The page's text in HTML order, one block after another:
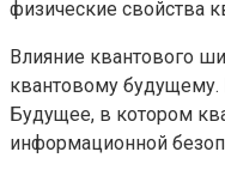
физические свойства
Влияние квантового
квантовому будущему.
Будущее, в котором
информационной